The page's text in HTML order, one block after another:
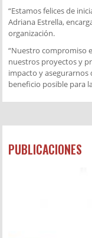
“Estamos felices de
Adriana Estrella,
organización.
“Nuestro compromiso
nuestros proyectos y
impacto y asegurarnos
beneficio posible para
PUBLICACIONES